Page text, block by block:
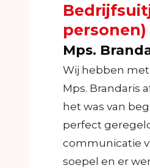
personen)
Mps.
Wij hebben
Mps. Brandaris
het was van
perfect
communicatie
soepel en er